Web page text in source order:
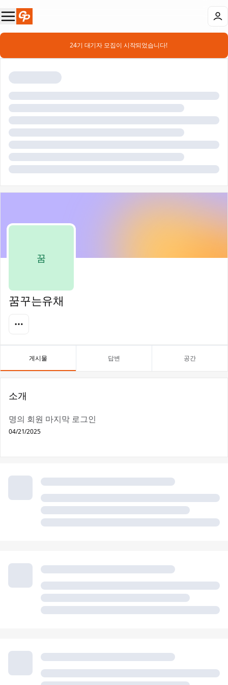
📣 24기 대기자 모집이 시작되었습니다!
꿈
꿈꾸는유채
게시물 답변 공간
소개
명의 회원 마지막 로그인
04/21/2025